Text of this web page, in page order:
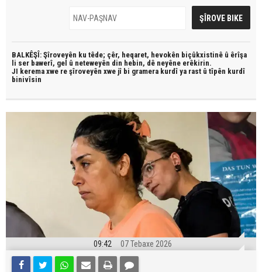
BALKÊŞÎ: Şîroveyên ku têde; çêr, heqaret, hevokên biçûkxistinê û êrîşa
li ser bawerî, gel û neteweyên din hebin, dê neyêne erêkirin.
JI kerema xwe re şîroveyên xwe jî bi gramera kurdî ya rast û tîpên kurdî
binivîsin
09:42 07 Tebaxe 2026